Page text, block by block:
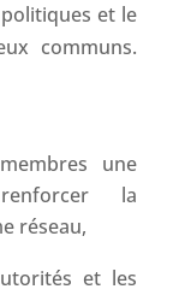
et le
communs.
une
la
réseau,
et les